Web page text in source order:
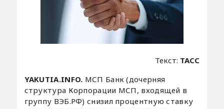
Текст: ТАСС
YAKUTIA.INFO. МСП Банк (дочерняя
структура Корпорации МСП, входящей в
группу ВЭБ.РФ) снизил процентную ставку